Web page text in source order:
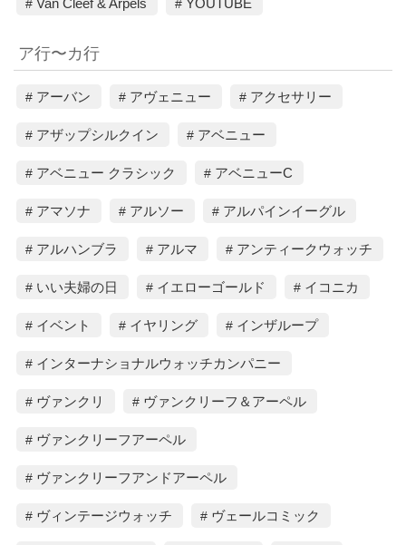
Van Cleef & Arpels YOUTUBE
ア行〜カ行
アーバン アヴェニュー アクセサリー
アザップシルクイン アベニュー
アベニュー クラシック アベニューC
アマソナ アルソー アルパインイーグル
アルハンブラ アルマ アンティークウォッチ
いい夫婦の日 イエローゴールド イコニカ
イベント イヤリング インザループ
インターナショナルウォッチカンパニー
ヴァンクリ ヴァンクリーフ＆アーペル
ヴァンクリーフアーペル
ヴァンクリーフアンドアーペル
ヴィンテージウォッチ ヴェールコミック